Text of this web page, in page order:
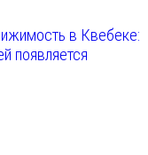
в Квебеке:
появляется